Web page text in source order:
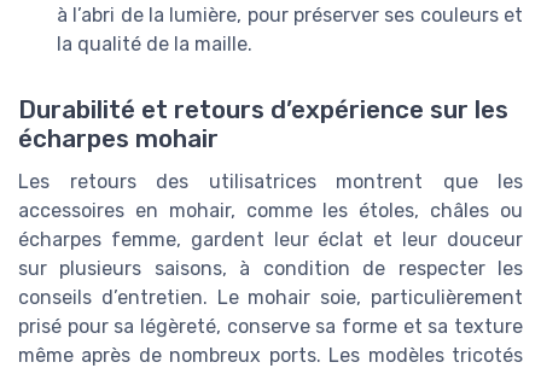
à l’abri de la lumière, pour préserver ses couleurs et
la qualité de la maille.
Durabilité et retours d’expérience sur les
écharpes mohair
Les retours des utilisatrices montrent que les
accessoires en mohair, comme les étoles, châles ou
écharpes femme, gardent leur éclat et leur douceur
sur plusieurs saisons, à condition de respecter les
conseils d’entretien. Le mohair soie, particulièrement
prisé pour sa légèreté, conserve sa forme et sa texture
même après de nombreux ports. Les modèles tricotés